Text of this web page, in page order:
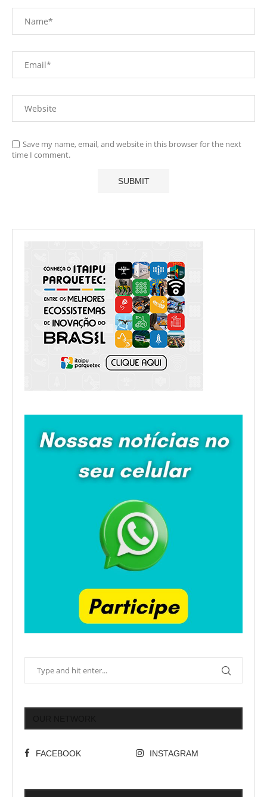
Save my name, email, and website in this browser for the next
time I comment.
FACEBOOK INSTAGRAM